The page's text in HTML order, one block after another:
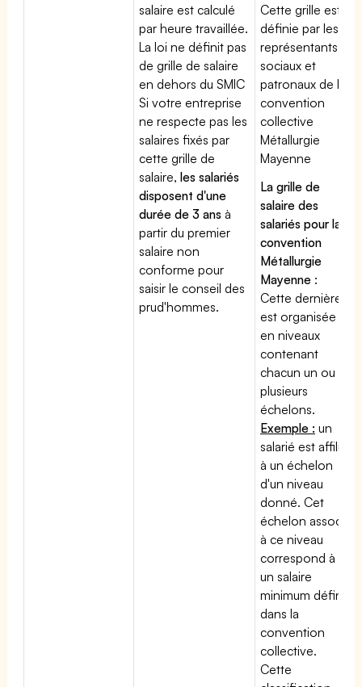
salaire est calculé
par heure travaillée.
La loi ne définit pas
de grille de salaire
en dehors du SMIC
Si votre entreprise
ne respecte pas les
salaires fixés par
cette grille de
salaire,les salariés
disposent d'une
durée de 3 ans à
partir du premier
salaire non
conforme pour
saisir le conseil des
prud'hommes.
Cette grille est
définie par les
représentants
sociaux et
patronaux de la
convention
collective
Métallurgie
Mayenne
La grille de
salaire des
salariés pour la
convention
Métallurgie
Mayenne :
Cette dernière
est organisée
en niveaux
contenant
chacun un ou
plusieurs
échelons.
Exemple : un
salarié est affilié
à un échelon
d'un niveau
donné. Cet
échelon associé
à ce niveau
correspond à
un salaire
minimum défini
dans la
convention
collective.
Cette